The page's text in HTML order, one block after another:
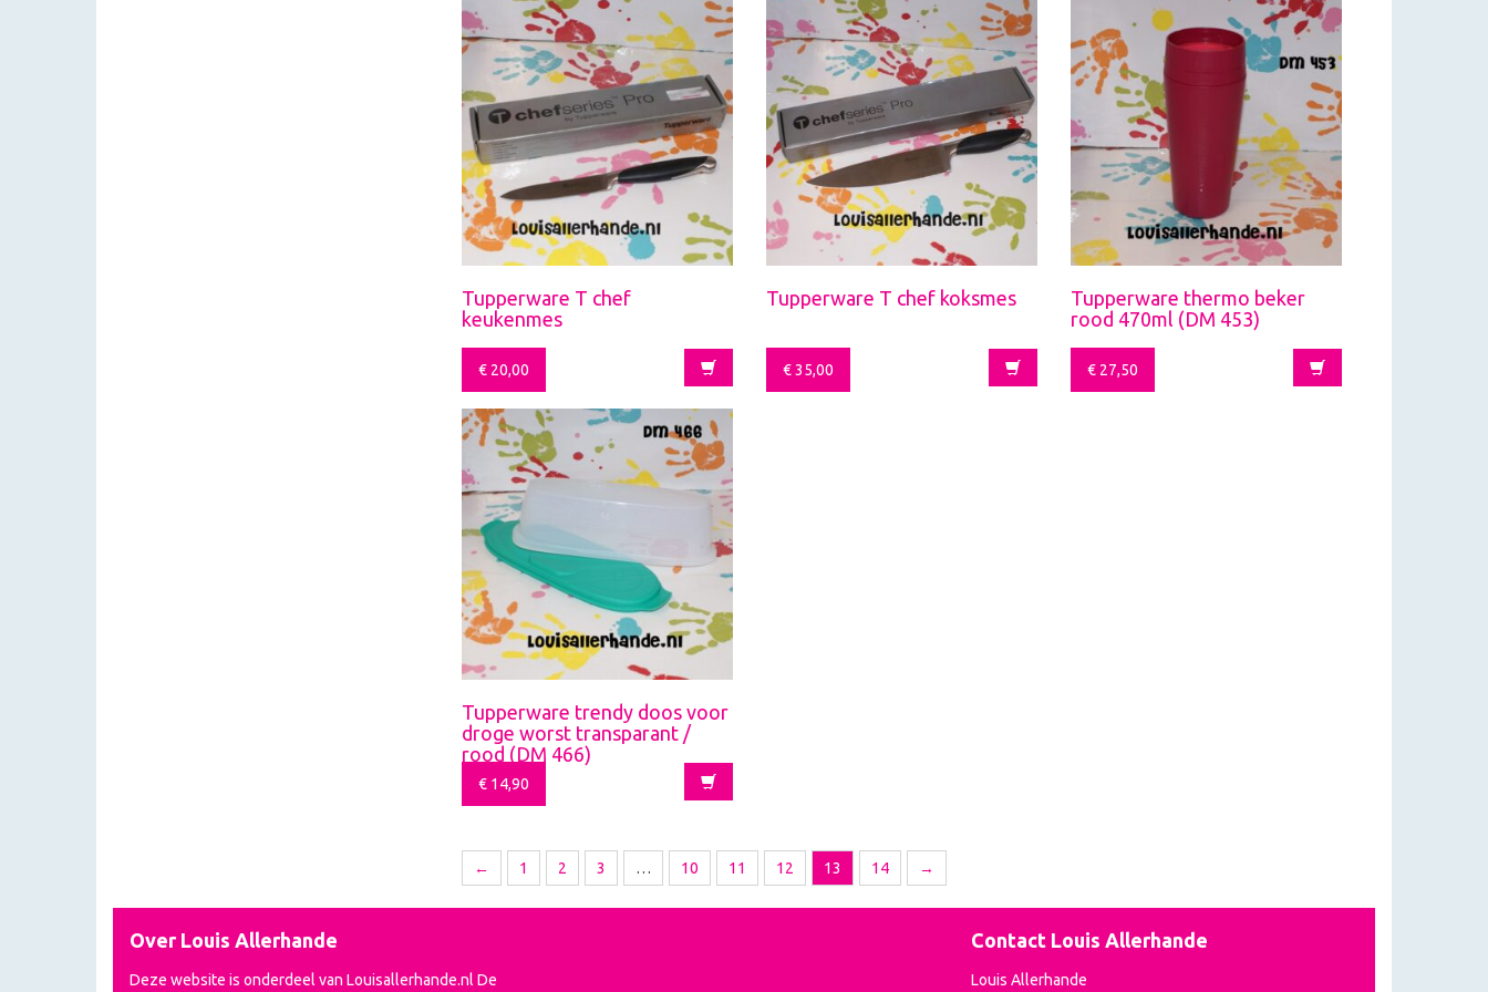
Tupperware T chef
keukenmes
€ 20,00
Tupperware T chef koksmes
€35,00
Tupperware thermo beker
rood 470ml (DM 453)
€27,50
Tupperware trendy doos voor
droge worst transparant /
rood (DM 466)
€ 14,90
← 1 2 3 … 10 11 12 13 14 →
Over Louis Allerhande
Deze website is onderdeel van Louisallerhande.nl De
Contact Louis Allerhande
Louis Allerhande